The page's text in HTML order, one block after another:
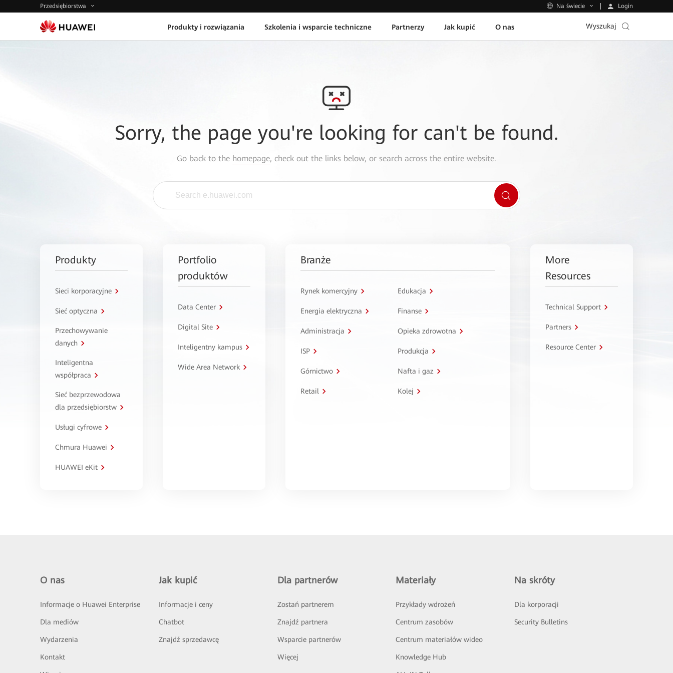
Przedsiębiorstwa Na świecie Login
Produkty i rozwiązania Szkolenia i wsparcie techniczne Partnerzy Jak kupić O nas Wyszukaj
Sorry, the page you're looking for can't be found.
Go back to the homepage, check out the links below, or search across the entire website.
Produkty
Sieci korporacyjne
Sieć optyczna
Przechowywanie
danych
Inteligentna
współpraca
Sieć bezprzewodowa
dla przedsiębiorstw
Usługi cyfrowe
Chmura Huawei
HUAWEI eKit
Portfolio
produktów
Data Center
Digital Site
Inteligentny kampus
Wide Area Network
Branże
Rynek komercyjny Edukacja
Energia elektryczna Finanse
Administracja Opieka zdrowotna
ISP Produkcja
Górnictwo Nafta i gaz
Retail Kolej
More
Resources
Technical Support
Partners
Resource Center
O nas
Informacje o Huawei Enterprise
Dla mediów
Wydarzenia
Kontakt
Jak kupić
Informacje i ceny
Chatbot
Znajdź sprzedawcę
Dla partnerów
Zostań partnerem
Znajdź partnera
Wsparcie partnerów
Więcej
Materiały
Przykłady wdrożeń
Centrum zasobów
Centrum materiałów wideo
Knowledge Hub
Na skróty
Dla korporacji
Security Bulletins